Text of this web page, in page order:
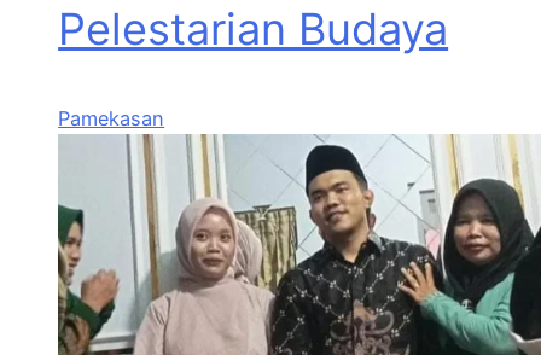
Pelestarian Budaya
Pamekasan